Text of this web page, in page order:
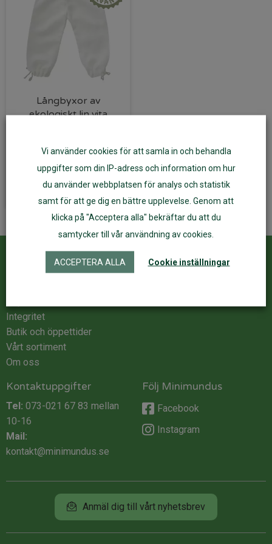
Långbyxor av
ekologiskt lin vita
Kundservice
Integritet
Butik och öppettider
Vårt sortiment
Om oss
ÅF Login
Kontaktuppgifter
Tel: 073-021 67 83 mellan
10-16
Mail:
kontakt@minimundus.se
Följ Minimundus
Facebook
Instagram
Anmäl dig till vårt nyhetsbrev
Vi använder cookies för att samla in och behandla
uppgifter som din IP-adress och information om hur
du använder webbplatsen för analys och statistik
samt för att ge dig en bättre upplevelse. Genom att
klicka på "Acceptera alla" bekräftar du att du
samtycker till vår användning av cookies.
ACCEPTERA ALLA Cookie inställningar